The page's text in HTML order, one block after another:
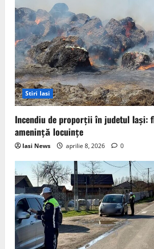
Stiri Iasi
Incendiu de proporții în judetul Iași:
amenință locuințe
Iasi News aprilie 8, 2026 0